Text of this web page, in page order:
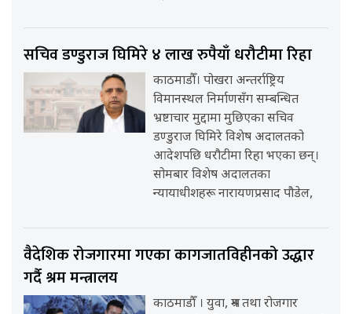
सचिव डण्डुराज घिमिरे ४ लाख रुपैयाँ धरौटीमा रिहा
काठमाडौँ। पोखरा अन्तर्राष्ट्रिय
विमानस्थल निर्माणसँग सम्बन्धित
भ्रष्टाचार मुद्दामा मुछिएका सचिव
डण्डुराज घिमिरे विशेष अदालतको
आदेशपछि धरौटीमा रिहा भएका छन्।
सोमबार विशेष अदालतका
न्यायाधीशहरू नारायणप्रसाद पौडेल,
वैदेशिक रोजगारमा गएका कागजातविहीनको उद्धार
गर्दै श्रम मन्त्रालय
काठमाडौँ । युवा, श्रम तथा रोजगार